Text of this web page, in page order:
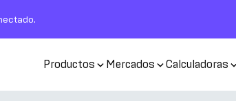
Productos Mercados Calculadoras